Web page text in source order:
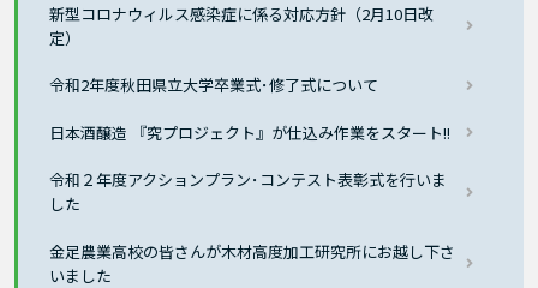
新型コロナウィルス感染症に係る対応方針（2月10日改
定）
令和2年度秋田県立大学卒業式･修了式について
日本酒醸造 『究プロジェクト』が仕込み作業をスタート!!
令和２年度アクションプラン･コンテスト表彰式を行いま
した
金足農業高校の皆さんが木材高度加工研究所にお越し下さ
いました